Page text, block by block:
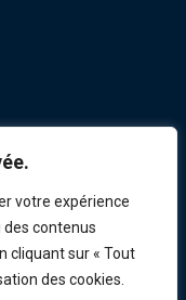
votre expérience
contenus
cliquant sur « Tout
des cookies.